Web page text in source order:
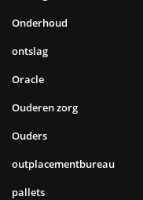
Onderhoud
ontslag
Oracle
Ouderen zorg
Ouders
outplacementbureau
pallets